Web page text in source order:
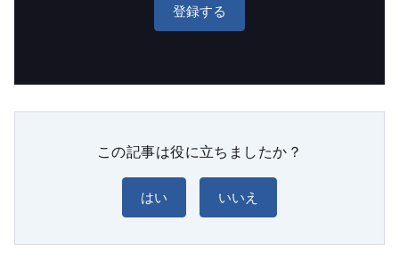
登録する
この記事は役に立ちましたか？
はい いいえ